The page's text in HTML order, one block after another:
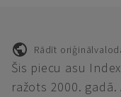
Rādīt
Šis piecu asu
ražots 2000.